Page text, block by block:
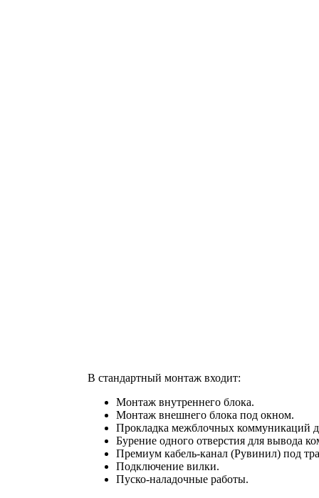
В стандартный монтаж входит:
Монтаж внутреннего блока.
Монтаж внешнего блока под окном.
Прокладка межблочных коммуникаций
Бурение одного отверстия для вывода
Премиум кабель-канал (Рувинил) под
Подключение вилки.
Пуско-наладочные работы.